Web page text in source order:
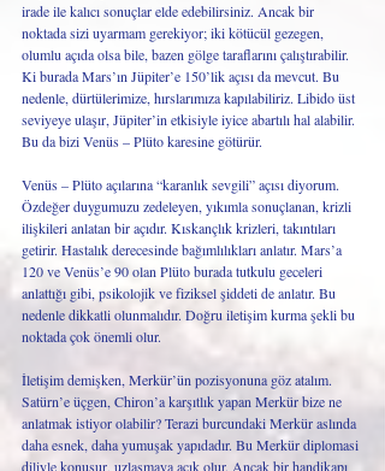
irade ile kalıcı sonuçlar elde edebilirsiniz. Ancak bir
noktada sizi uyarmam gerekiyor; iki kötücül gezegen,
olumlu açıda olsa bile, bazen gölge taraflarını çalıştırabilir.
Ki burada Mars’ın Jüpiter’e 150’lik açısı da mevcut. Bu
nedenle, dürtülerimize, hırslarımıza kapılabiliriz. Libido üst
seviyeye ulaşır, Jüpiter’in etkisiyle iyice abartılı hal alabilir.
Bu da bizi Venüs – Plüto karesine götürür.
Venüs – Plüto açılarına “karanlık sevgili” açısı diyorum.
Özdeğer duygumuzu zedeleyen, yıkımla sonuçlanan, krizli
ilişkileri anlatan bir açıdır. Kıskançlık krizleri, takıntıları
getirir. Hastalık derecesinde bağımlılıkları anlatır. Mars’a
120 ve Venüs’e 90 olan Plüto burada tutkulu geceleri
anlattığı gibi, psikolojik ve fiziksel şiddeti de anlatır. Bu
nedenle dikkatli olunmalıdır. Doğru iletişim kurma şekli bu
noktada çok önemli olur.
İletişim demişken, Merkür’ün pozisyonuna göz atalım.
Satürn’e üçgen, Chiron’a karşıtlık yapan Merkür bize ne
anlatmak istiyor olabilir? Terazi burcundaki Merkür aslında
daha esnek, daha yumuşak yapıdadır. Bu Merkür diplomasi
diliyle konuşur, uzlaşmaya açık olur. Ancak bir handikapı